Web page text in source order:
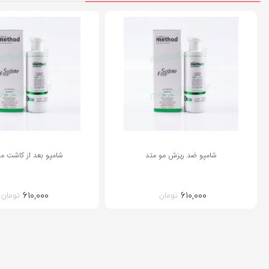
شامپو ضد ریزش مو متد
۶۱۰,۰۰۰ تومان
شامپو بعد از کاشت
۶۱۰,۰۰۰ تومان